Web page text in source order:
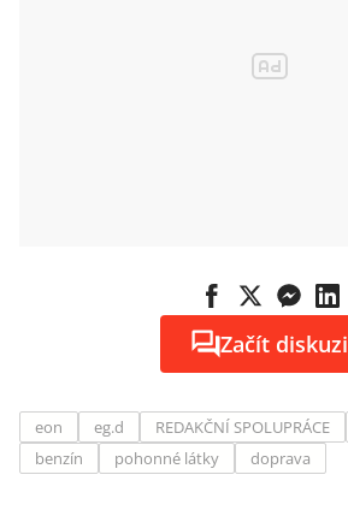
Začít diskuzi
eon eg.d REDAKČNÍ SPOLUPRÁCE
benzín
pohonné látky doprava